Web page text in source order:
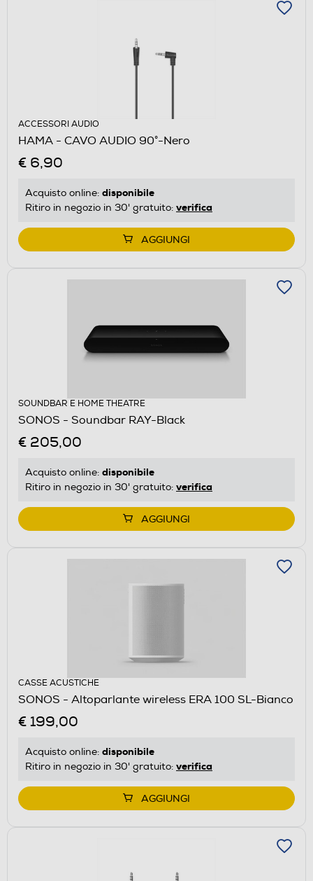
ACCESSORI AUDIO
HAMA - CAVO AUDIO 90°-Nero
€ 6,90
Acquisto online: disponibile
Ritiro in negozio in 30' gratuito: verifica
AGGIUNGI
SOUNDBAR E HOME THEATRE
SONOS - Soundbar RAY-Black
€ 205,00
Acquisto online: disponibile
Ritiro in negozio in 30' gratuito: verifica
AGGIUNGI
CASSE ACUSTICHE
SONOS - Altoparlante wireless ERA 100 SL-Bianco
€ 199,00
Acquisto online: disponibile
Ritiro in negozio in 30' gratuito: verifica
AGGIUNGI